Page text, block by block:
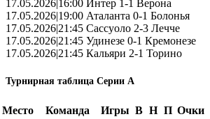
17.05.2026|16:00 Интер 1-1 Верона
17.05.2026|19:00 Аталанта 0-1 Болонья
17.05.2026|21:45 Сассуоло 2-3 Лечче
17.05.2026|21:45 Удинезе 0-1 Кремонезе
17.05.2026|21:45 Кальяри 2-1 Торино
Турнирная таблица Серии А
Место Команда Игры В Н П Очки